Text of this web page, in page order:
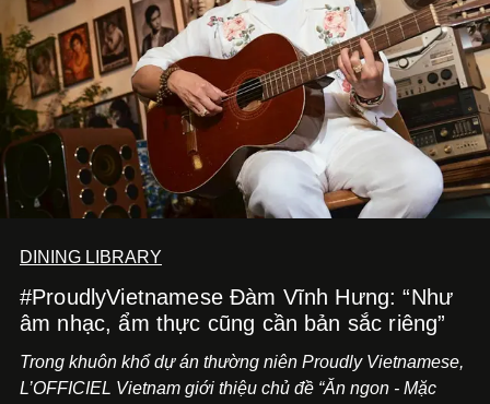
DINING LIBRARY
#ProudlyVietnamese Đàm Vĩnh Hưng: “Như
âm nhạc, ẩm thực cũng cần bản sắc riêng”
Trong khuôn khổ dự án thường niên Proudly Vietnamese,
L’OFFICIEL Vietnam giới thiệu chủ đề “Ăn ngon - Mặc